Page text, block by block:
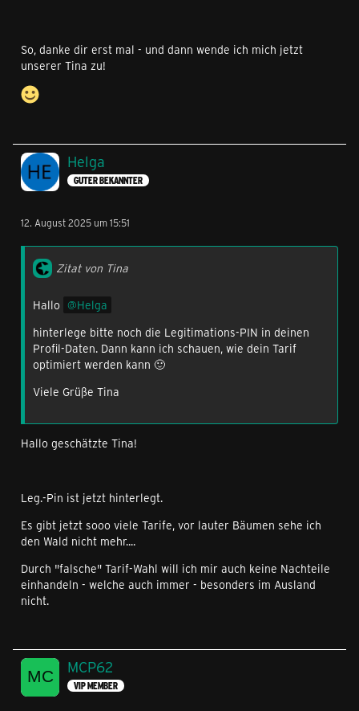
So, danke dir erst mal - und dann wende ich mich jetzt
unserer Tina zu!
Helga
GUTER BEKANNTER
12. August 2025 um 15:51
Zitat von Tina
Hallo
Helga
hinterlege bitte noch die Legitimations-PIN in deinen
Profil-Daten. Dann kann ich schauen, wie dein Tarif
optimiert werden kann 🙂
Viele Grüße Tina
Hallo geschätzte Tina!
Leg.-Pin ist jetzt hinterlegt.
Es gibt jetzt sooo viele Tarife, vor lauter Bäumen sehe ich
den Wald nicht mehr....
Durch "falsche" Tarif-Wahl will ich mir auch keine Nachteile
einhandeln - welche auch immer - besonders im Ausland
nicht.
MCP62
VIP MEMBER